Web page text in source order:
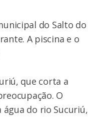
do Salto do
A piscina e o
que corta a
O
do rio Sucuriú,